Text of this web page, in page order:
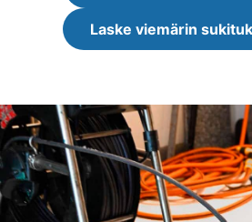
Laske viemärin